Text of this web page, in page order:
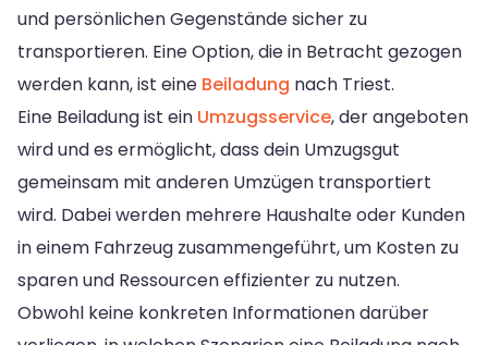
und persönlichen Gegenstände sicher zu
transportieren. Eine Option, die in Betracht gezogen
werden kann, ist eine Beiladung nach Triest.
Eine Beiladung ist ein Umzugsservice, der angeboten
wird und es ermöglicht, dass dein Umzugsgut
gemeinsam mit anderen Umzügen transportiert
wird. Dabei werden mehrere Haushalte oder Kunden
in einem Fahrzeug zusammengeführt, um Kosten zu
sparen und Ressourcen effizienter zu nutzen.
Obwohl keine konkreten Informationen darüber